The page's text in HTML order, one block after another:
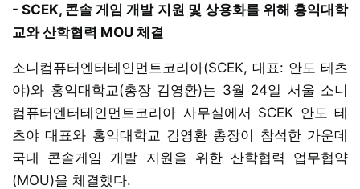
- SCEK, 콘솔 게임 개발 지원 및 상용화를 위해 홍익대학
교와 산학협력 MOU 체결
소니컴퓨터엔터테인먼트코리아(SCEK, 대표: 안도 테츠
야)와 홍익대학교(총장 김영환)는 3월 24일 서울 소니
컴퓨터엔터테인먼트코리아 사무실에서 SCEK 안도 테
츠야 대표와 홍익대학교 김영환 총장이 참석한 가운데
국내 콘솔게임 개발 지원을 위한 산학협력 업무협약
(MOU)을 체결했다.